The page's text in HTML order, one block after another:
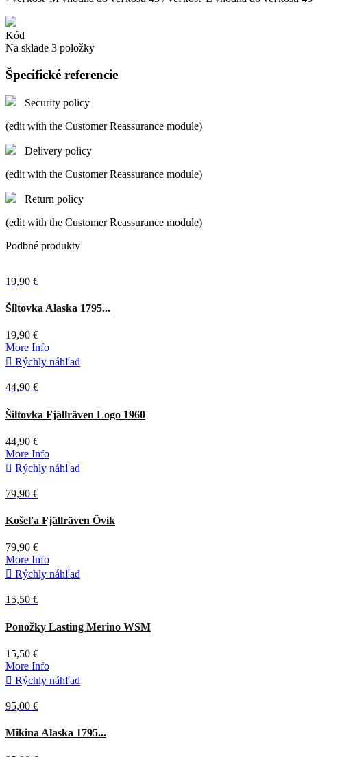
Kód
Na sklade 3 položky
Špecifické referencie
Security policy
(edit with the Customer Reassurance module)
Delivery policy
(edit with the Customer Reassurance module)
Return policy
(edit with the Customer Reassurance module)
Podbné produkty